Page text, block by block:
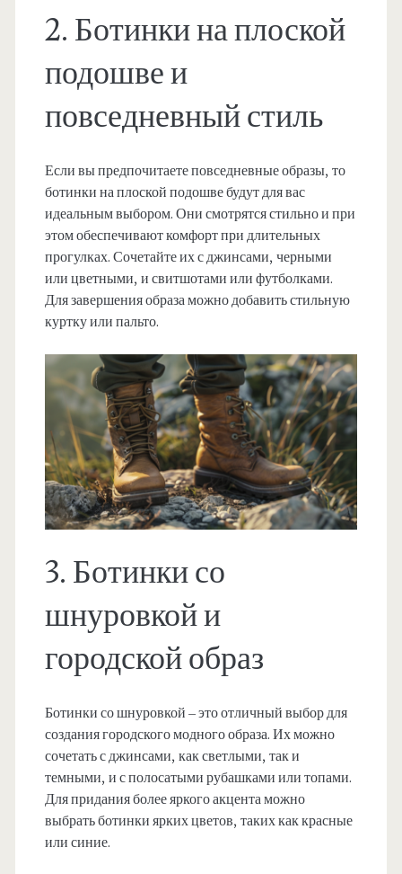
2. Ботинки на плоской
подошве и
повседневный стиль
Если вы предпочитаете повседневные образы, то
ботинки на плоской подошве будут для вас
идеальным выбором. Они смотрятся стильно и при
этом обеспечивают комфорт при длительных
прогулках. Сочетайте их с джинсами, черными
или цветными, и свитшотами или футболками.
Для завершения образа можно добавить стильную
куртку или пальто.
3. Ботинки со
шнуровкой и
городской образ
Ботинки со шнуровкой – это отличный выбор для
создания городского модного образа. Их можно
сочетать с джинсами, как светлыми, так и
темными, и с полосатыми рубашками или топами.
Для придания более яркого акцента можно
выбрать ботинки ярких цветов, таких как красные
или синие.